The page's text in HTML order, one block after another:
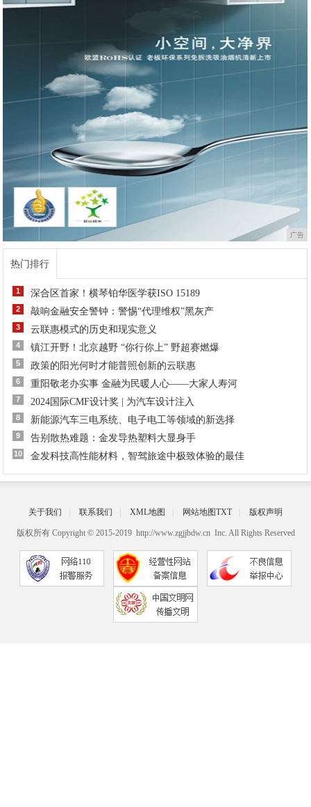
广告
热门排行
1 深合区首家！横琴铂华医学获ISO 15189
2 敲响金融安全警钟：警惕“代理维权”黑灰产
3 云联惠模式的历史和现实意义
4 镇江开野！北京越野 “你行你上” 野超赛燃爆
5 政策的阳光何时才能普照创新的云联惠
6 重阳敬老办实事 金融为民暖人心——大家人寿河
7 2024国际CMF设计奖 | 为汽车设计注入
8 新能源汽车三电系统、电子电工等领域的新选择
9 告别散热难题：金发导热塑料大显身手
10 金发科技高性能材料，智驾旅途中极致体验的最佳
关于我们 联系我们 XML地图 网站地图TXT 版权声明
版权所有 Copyright © 2015-2019 http://www.zgjjbdw.cn Inc. All Rights Reserved